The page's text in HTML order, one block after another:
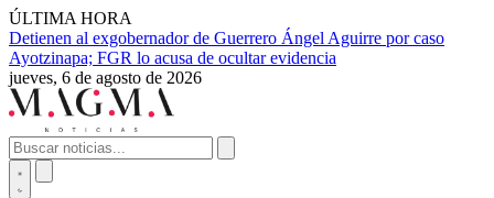
ÚLTIMA HORA
Detienen al exgobernador de Guerrero Ángel Aguirre por caso
Ayotzinapa; FGR lo acusa de ocultar evidencia
jueves, 6 de agosto de 2026